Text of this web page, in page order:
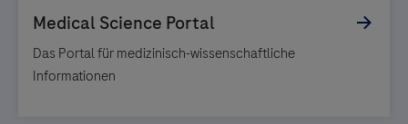
Das Portal für medizinisch-wissenschaftliche
Informationen